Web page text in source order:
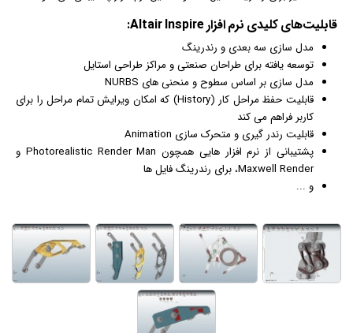
قابلیت‌های کلیدی نرم افزار
مدل سازی سه بعدی و رندرینگ
توسعه یافته برای طراحان صنعتی و مراکز طراحی استایل
مدل سازی بر اساس سطوح و منحنی های NURBS
قابلیت حفظ مراحل کار (History) که امکان ویرایش تمام مراحل را برای
کاربر فراهم می کند
قابلیت رندر گیری و متحرک سازی Animation
پشتیبانی از نرم افزار هایی همچون Photorealistic Render Man و
Maxwell Render، برای رندرینگ فایل ها
و ...